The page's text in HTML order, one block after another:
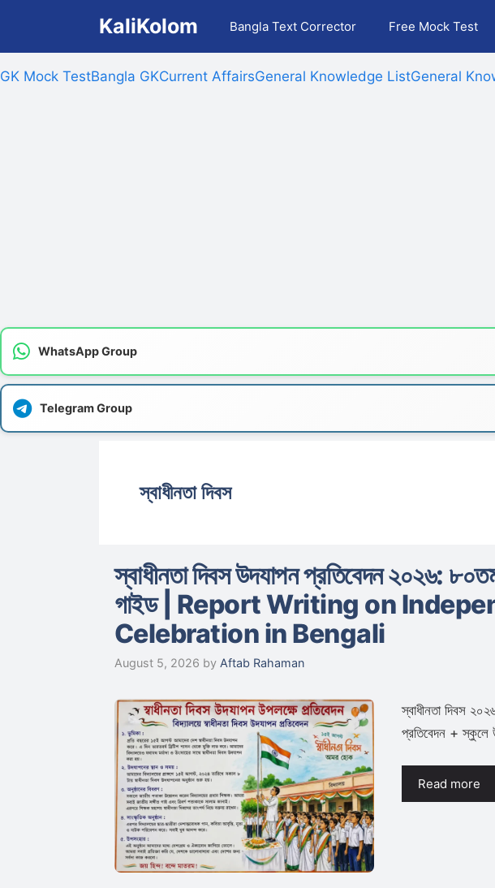
content
KaliKolom Bangla Text Corrector Free Mock Test
GK Mock TestBangla GKCurrent AffairsGeneral Knowledge ListGeneral
WhatsApp Group
Telegram Group
স্বাধীনতা দিবস
স্বাধীনতা দিবস উদযাপন প্রতিবেদন ২০২৬: ৮০তম
গাইড | Report Writing on
Celebration in Bengali
August 5, 2026 by Aftab Rahaman
স্বাধীনতা দিবস
প্রতিবেদন + স্কুলে
Read more